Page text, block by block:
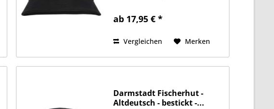
S/M (ca. 56cm Kopfumfang) oder
ab 17,95 € *
Vergleichen Merken
Darmstadt Fischerhut -
Altdeutsch - bestickt -...